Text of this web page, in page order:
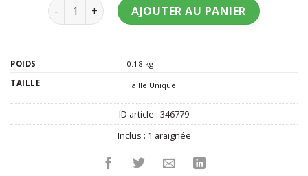
quantité de Araignée géante à porter sur le dos
AJOUTER AU PANIER
POIDS
0.18 kg
TAILLE
Taille Unique
ID article : 346779
Inclus : 1 araignée